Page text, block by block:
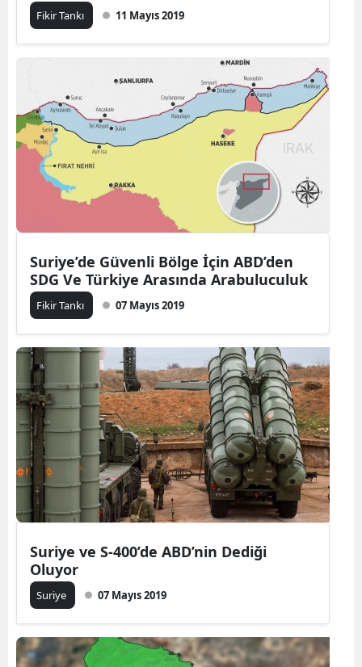
Fikir Tankı 11 Mayıs 2019
Suriye’de Güvenli Bölge İçin ABD’den
SDG Ve Türkiye Arasında Arabuluculuk
Fikir Tankı 07 Mayıs 2019
Suriye ve S-400’de ABD’nin Dediği
Oluyor
Suriye 07 Mayıs 2019